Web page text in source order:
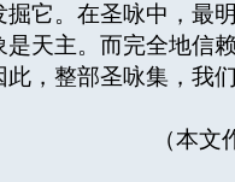
掘它。在圣咏中，最
是天主。而完全地信
此，整部圣咏集，
者为辅大神学